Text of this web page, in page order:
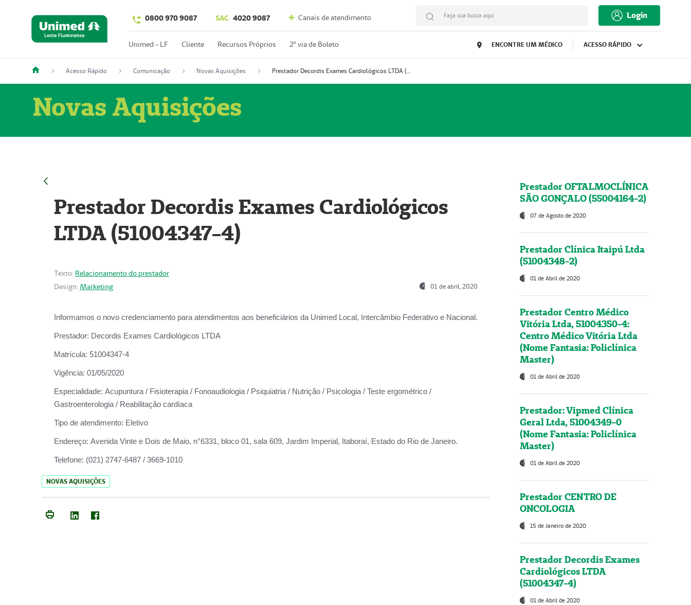
0800 970 9087 SAC 4020 9087 Canais de atendimento Faça sua busca aqui Login
Unimed - LF Cliente Recursos Próprios 2º via de Boleto ENCONTRE UM MÉDICO ACESSO RÁPIDO
Acesso Rápido Comunicação Novas Aquisições Prestador Decordis Exames Cardiológicos LTDA (51004347-4)
Novas Aquisições
Prestador Decordis Exames Cardiológicos
LTDA (51004347-4)
Texto: Relacionamento do prestador
Design: Marketing 01 de abril, 2020
Informamos o novo credenciamento para atendimentos aos beneficiários da Unimed Local, Intercâmbio Federativo e Nacional.
Prestador: Decordis Exames Cardiológicos LTDA
Matrícula: 51004347-4
Vigência: 01/05/2020
Especialidade: Acupuntura / Fisioterapia / Fonoaudiologia / Psiquiatria / Nutrição / Psicologia / Teste ergométrico /
Gastroenterologia / Reabilitação cardíaca
Tipo de atendimento: Eletivo
Endereço: Avenida Vinte e Dois de Maio, n°6331, bloco 01, sala 609, Jardim Imperial, Itaboraí, Estado do Rio de Janeiro.
Telefone: (021) 2747-6487 / 3669-1010
NOVAS AQUISIÇÕES
Prestador OFTALMOCLÍNICA
SÃO GONÇALO (55004164-2)
07 de Agosto de 2020
Prestador Clínica Itaipú Ltda
(51004348-2)
01 de Abril de 2020
Prestador Centro Médico
Vitória Ltda, 51004350-4:
Centro Médico Vitória Ltda
(Nome Fantasia: Policlínica
Master)
01 de Abril de 2020
Prestador: Vipmed Clínica
Geral Ltda, 51004349-0
(Nome Fantasia: Policlínica
Master)
01 de Abril de 2020
Prestador CENTRO DE
ONCOLOGIA
15 de Janeiro de 2020
Prestador Decordis Exames
Cardiológicos LTDA
(51004347-4)
01 de Abril de 2020